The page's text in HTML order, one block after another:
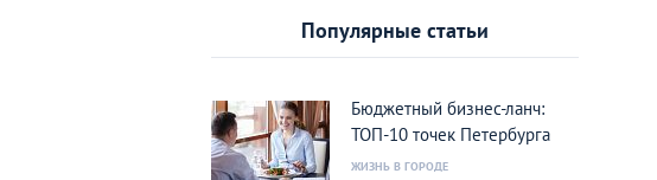
Популярные статьи
Бюджетный бизнес-ланч:
ТОП-10 точек Петербурга
ЖИЗНЬ В ГОРОДЕ